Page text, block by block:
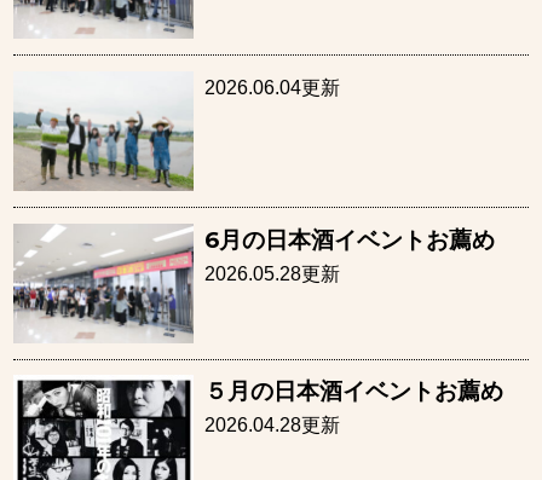
2026.06.04更新
6月の日本酒イベントお薦め
2026.05.28更新
５月の日本酒イベントお薦め
2026.04.28更新